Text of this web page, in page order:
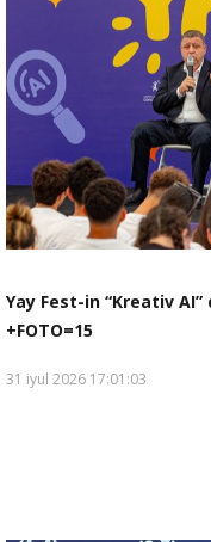
Yay Fest-in “Kreativ
+FOTO=15
31 iyul 2026 17:01:03